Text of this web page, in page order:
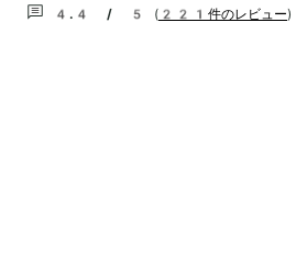
4.4 / 5 ( 221件のレビュー)